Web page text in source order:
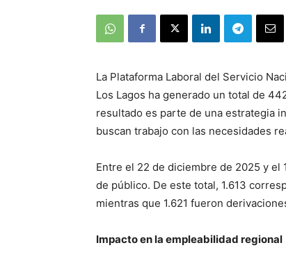
La Plataforma Laboral del Servicio
Los Lagos ha generado un total de
resultado es parte de una estrategia
buscan trabajo con las necesidades
Entre el 22 de diciembre de 2025 y
de público. De este total, 1.613
mientras que 1.621 fueron
Impacto en la empleabilidad regional